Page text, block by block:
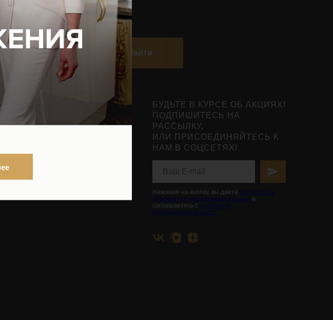
Найти
Контакты органов исполнительной
БУДЬТЕ В КУРСЕ ОБ АКЦИЯХ!
ПОДПИШИТЕСЬ НА
РАССЫЛКУ,
ИЛИ ПРИСОЕДИНЯЙТЕСЬ К
НАМ В СОЦСЕТЯХ!
Нажимая на кнопку, вы даете согласие на
обработку персональных данных и
соглашаетесь с политикой
конфиденциальности